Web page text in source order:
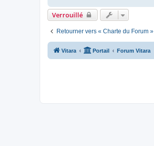
Verrouillé
Retourner vers « Charte du Forum »
Vitara Portail Forum Vitara